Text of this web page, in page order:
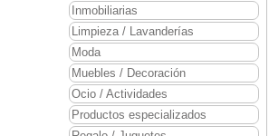
Inmobiliarias
Limpieza / Lavanderías
Moda
Muebles / Decoración
Ocio / Actividades
Productos especializados